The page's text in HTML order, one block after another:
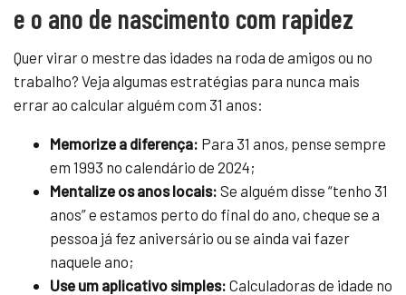
e o ano de nascimento com rapidez
Quer virar o mestre das idades na roda de amigos ou no
trabalho? Veja algumas estratégias para nunca mais
errar ao calcular alguém com 31 anos:
Memorize a diferença: Para 31 anos, pense sempre
em 1993 no calendário de 2024;
Mentalize os anos locais: Se alguém disse “tenho 31
anos” e estamos perto do final do ano, cheque se a
pessoa já fez aniversário ou se ainda vai fazer
naquele ano;
Use um aplicativo simples: Calculadoras de idade no